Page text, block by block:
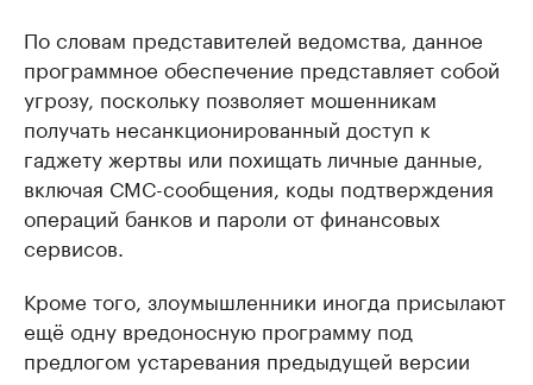
По словам представителей ведомства, данное
программное обеспечение представляет собой
угрозу, поскольку позволяет мошенникам
получать несанкционированный доступ к
гаджету жертвы или похищать личные данные,
включая СМС-сообщения, коды подтверждения
операций банков и пароли от финансовых
сервисов.
Кроме того, злоумышленники иногда присылают
ещё одну вредоносную программу под
предлогом устаревания предыдущей версии